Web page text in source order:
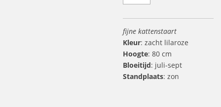
fijne kattenstaart
Kleur: zacht lilaroze
Hoogte: 80 cm
Bloeitijd: juli-sept
Standplaats: zon